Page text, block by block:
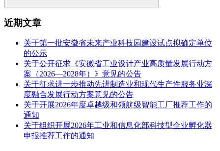
近期文章
关于第一批安徽省未来产业科技园建设试点拟确定单位
的公示
关于公开征求《安徽省工业设计产业高质量发展行动方
案（2026—2028年）》意见的公告
关于征求进一步推动先进制造业和现代生产性服务业深
度融合发展行动方案意见的公告
关于开展2026年度卓越级和领航级智能工厂推荐工作的
通知
关于组织开展2026年工业和信息化部科技型企业孵化器
申报推荐工作的通知